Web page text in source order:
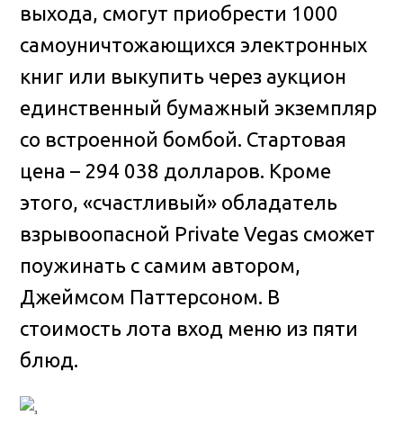
выхода, смогут приобрести 1000
самоуничтожающихся электронных
книг или выкупить через аукцион
единственный бумажный экземпляр
со встроенной бомбой. Стартовая
цена – 294 038 долларов. Кроме
этого, «счастливый» обладатель
взрывоопасной Private Vegas сможет
поужинать с самим автором,
Джеймсом Паттерсоном. В
стоимость лота вход меню из пяти
блюд.